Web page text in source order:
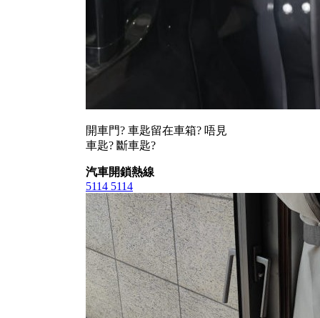
開車門? 車匙留在車箱? 唔見
車匙? 斷車匙?
汽車開鎖熱線
5114 5114